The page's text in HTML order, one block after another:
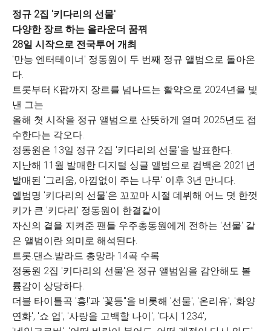
정규 2집 '키다리의 선물'
다양한 장르 하는 올라운더 꿈꿔
28일 시작으로 전국투어 개최
'만능 엔터테이너' 정동원이 두 번째 정규 앨범으로 돌아온
다.
트롯부터 K팝까지 장르를 넘나드는 활약으로 2024년을 빛
낸 그는
올해 첫 시작을 정규 앨범으로 산뜻하게 열며 2025년도 접
수한다는 각오다.
정동원은 13일 정규 2집 '키다리의 선물'을 발표한다.
지난해 11월 발매한 디지털 싱글 앨범으로 컴백은 2021년
발매된 '그리움, 아낌없이 주는 나무' 이후 3년 만니다.
엘범명 '키다리의 선물'은 꼬꼬마 시절 데뷔해 어느 덧 한껏
키가 큰 '키다리' 정동원이 한결같이
자신의 곁을 지켜준 팬들 우주총동원에게 전하는 '선물' 같
은 앨범이란 의미로 해석된다.
트롯.댄스.발라드 총망라 14곡 수록
정동원 2집 '키다리의 선물'은 정규 앨범임을 감안해도 볼
륨감이 상당하다.
더블 타이틀곡 '흥!'과 '꽃등"을 비롯해 '선물', '온리유', '화양
연화', '쇼 업', '사랑을 고백할 나이', '다시 1234',